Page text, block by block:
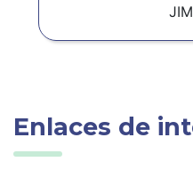
Enlaces de